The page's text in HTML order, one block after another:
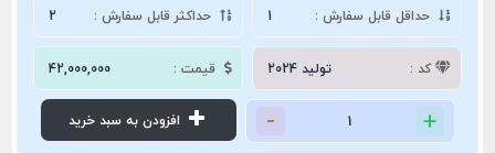
حداقل قابل سفارش : 1 حداکثر قابل سفارش : 2
کد : تولید 2024 قیمت : 42,000,000